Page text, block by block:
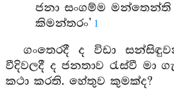
ජනා සංගම්ම
කිමන්තරං’ 1
ගංතෙරදී ද විඩා
වීදිවලදී ද ජනතාව රැස්වී මා
කථා කරති. හේතුව කුමක්ද?